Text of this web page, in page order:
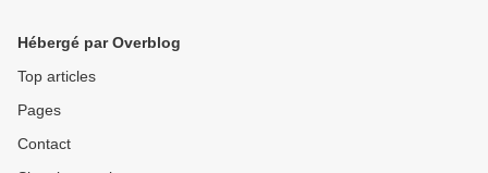
Hébergé par Overblog
Top articles
Pages
Contact